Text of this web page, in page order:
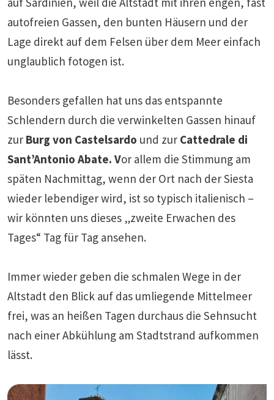
autofreien Gassen, den bunten Häusern und der
Lage direkt auf dem Felsen über dem Meer einfach
unglaublich fotogen ist.
Besonders gefallen hat uns das entspannte
Schlendern durch die verwinkelten Gassen hinauf
zur Burg von Castelsardo und zur Cattedrale di
Sant’Antonio Abate. Vor allem die Stimmung am
späten Nachmittag, wenn der Ort nach der Siesta
wieder lebendiger wird, ist so typisch italienisch –
wir könnten uns dieses „zweite Erwachen des
Tages“ Tag für Tag ansehen.
Immer wieder geben die schmalen Wege in der
Altstadt den Blick auf das umliegende Mittelmeer
frei, was an heißen Tagen durchaus die Sehnsucht
nach einer Abkühlung am Stadtstrand aufkommen
lässt.